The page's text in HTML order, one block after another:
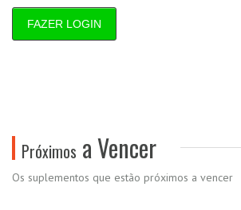
FAZER LOGIN
Próximos a Vencer
Os suplementos que estão próximos a vencer